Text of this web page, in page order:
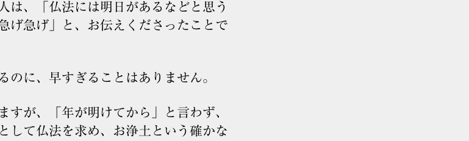
は、「仏法には明日があるなどと思う
げ急げ」と、お伝えくださったことで
のに、早すぎることはありません。
すが、「年が明けてから」と言わず、
して仏法を求め、お浄土という確かな